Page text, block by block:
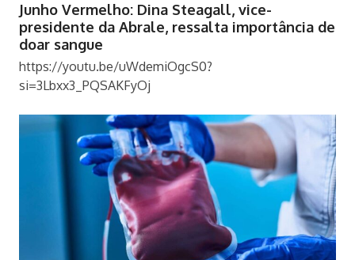
Junho Vermelho: Dina Steagall, vice-
presidente da Abrale, ressalta importância de
doar sangue
https://youtu.be/uWdemiOgcS0?
si=3Lbxx3_PQSAKFyOj